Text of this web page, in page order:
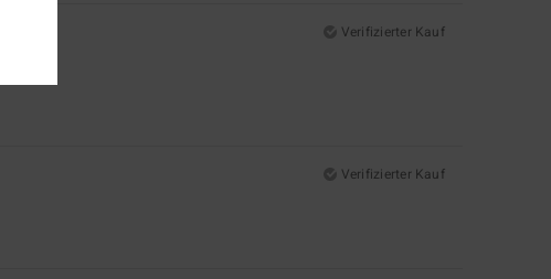
Verifizierter Kauf
Verifizierter Kauf